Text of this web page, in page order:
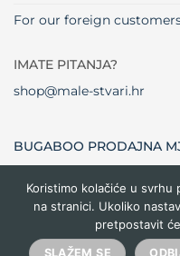
For our foreign
IMATE PITANJA?
shop@male-stvari.hr
BUGABOO PRODAJNA
Visa
Copyright 2026 ©
Koristimo kolačiće u svrhu
na stranici. Ukoliko
pretpostavit
SLAŽEM SE